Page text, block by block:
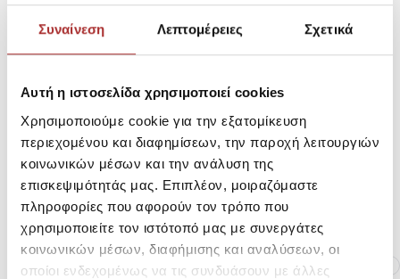
Συναίνεση Λεπτομέρειες Σχετικά
Αυτή η ιστοσελίδα χρησιμοποιεί cookies
Χρησιμοποιούμε cookie για την εξατομίκευση
περιεχομένου και διαφημίσεων, την παροχή λειτουργιών
κοινωνικών μέσων και την ανάλυση της
επισκεψιμότητάς μας. Επιπλέον, μοιραζόμαστε
πληροφορίες που αφορούν τον τρόπο που
χρησιμοποιείτε τον ιστότοπό μας με συνεργάτες
κοινωνικών μέσων, διαφήμισης και αναλύσεων, οι
οποίοι ενδεχομένως να τις συνδυάσουν με άλλες
Μεγεθολόγιο
SKU: 261ST0795A1562
Αποστολές Προϊόντων
Επιστροφές Προϊόντων
Ίδια κατηγορία Ίδιο Brand